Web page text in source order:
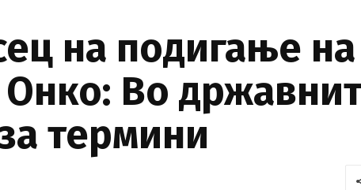
на подигање на
Онко: Во
термини